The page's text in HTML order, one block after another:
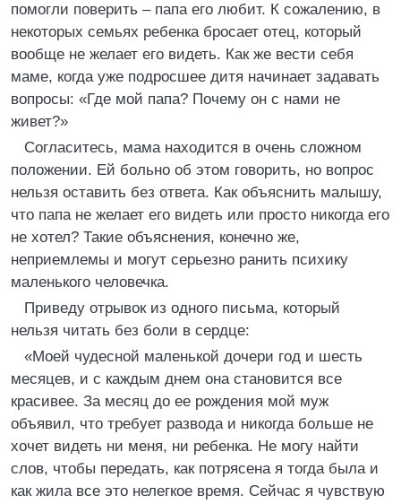
помогли поверить – папа его любит. К сожалению, в
некоторых семьях ребенка бросает отец, который
вообще не желает его видеть. Как же вести себя
маме, когда уже подросшее дитя начинает задавать
вопросы: «Где мой папа? Почему он с нами не
живет?»
Согласитесь, мама находится в очень сложном
положении. Ей больно об этом говорить, но вопрос
нельзя оставить без ответа. Как объяснить малышу,
что папа не желает его видеть или просто никогда его
не хотел? Такие объяснения, конечно же,
неприемлемы и могут серьезно ранить психику
маленького человечка.
Приведу отрывок из одного письма, который
нельзя читать без боли в сердце:
«Моей чудесной маленькой дочери год и шесть
месяцев, и с каждым днем она становится все
красивее. За месяц до ее рождения мой муж
объявил, что требует развода и никогда больше не
хочет видеть ни меня, ни ребенка. Не могу найти
слов, чтобы передать, как потрясена я тогда была и
как жила все это нелегкое время. Сейчас я чувствую